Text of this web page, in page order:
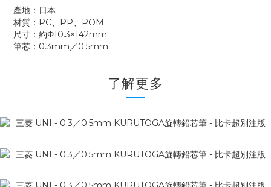
產地：日本
材質：PC、PP、POM
尺寸：約Φ10.3×142mm
筆芯：0.3mm／0.5mm
了解更多